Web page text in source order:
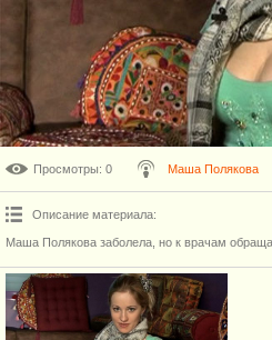
Просмотры: 0 Маша Полякова
Описание материала:
Маша Полякова заболела, но к врачам